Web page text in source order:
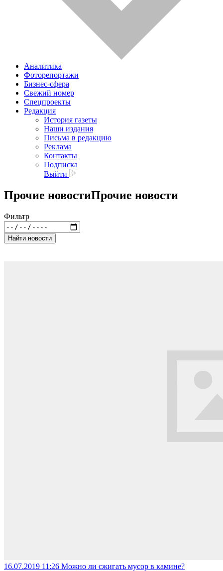
Аналитика
Фоторепортажи
Бизнес-сфера
Свежий номер
Спецпроекты
Редакция
История газеты
Наши издания
Письма в редакцию
Реклама
Контакты
Подписка
Выйти
Прочие новостиПрочие новости
Фильтр
Найти новости
16.07.2019 11:26 Можно ли сжигать мусор в камине?